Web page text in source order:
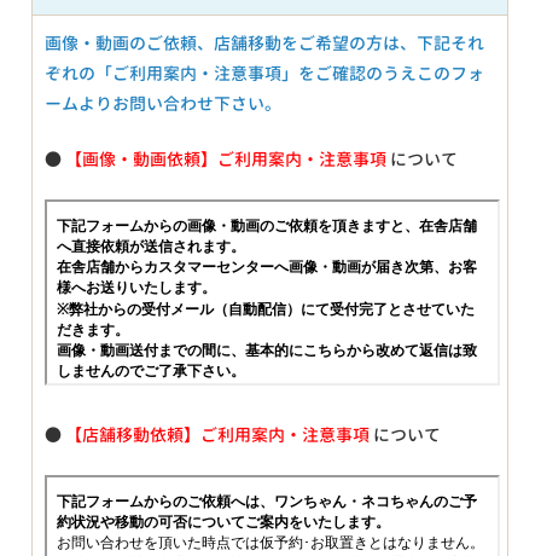
画像・動画のご依頼、店舗移動をご希望の方は、下記それ
ぞれの「ご利用案内・注意事項」をご確認のうえこのフォ
ームよりお問い合わせ下さい。
● 【画像・動画依頼】ご利用案内・注意事項 について
● 【店舗移動依頼】ご利用案内・注意事項 について